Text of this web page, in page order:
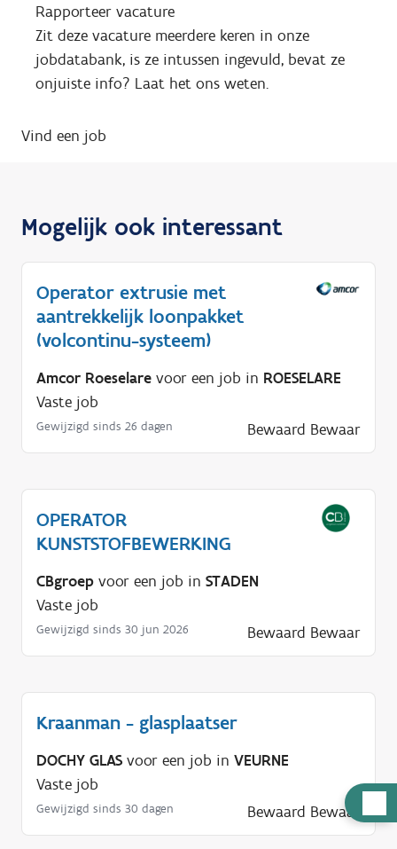
u
Rapporteer vacature
Zit deze vacature meerdere keren in onze
jobdatabank, is ze intussen ingevuld, bevat ze
onjuiste info? Laat het ons weten.
Vind een job
Mogelijk ook interessant
Operator extrusie met
aantrekkelijk loonpakket
(volcontinu-systeem)
Amcor Roeselare voor een job in ROESELARE
Vaste job
Gewijzigd sinds 26 dagen Bewaard Bewaar
OPERATOR
KUNSTSTOFBEWERKING
CBgroep voor een job in STADEN
Vaste job
Gewijzigd sinds 30 jun 2026 Bewaard Bewaar
Kraanman - glasplaatser
DOCHY GLAS voor een job in VEURNE
Vaste job
Gewijzigd sinds 30 dagen Bewaard Bewaar